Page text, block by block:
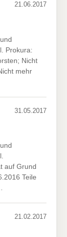
21.06.2017
Prokura:
Nicht
mehr
31.05.2017
auf Grund
Teile
21.02.2017